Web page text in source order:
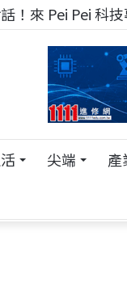
！來 Pei Pei 科
尖端 產